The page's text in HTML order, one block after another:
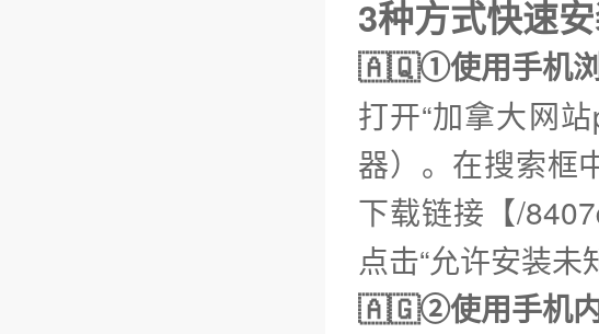
3种方式快速
🇦🇶①使用手机
打开“加拿大网
器）。在搜索框
下载链接【/
点击“允许安装未
🇦🇬②使用手机内